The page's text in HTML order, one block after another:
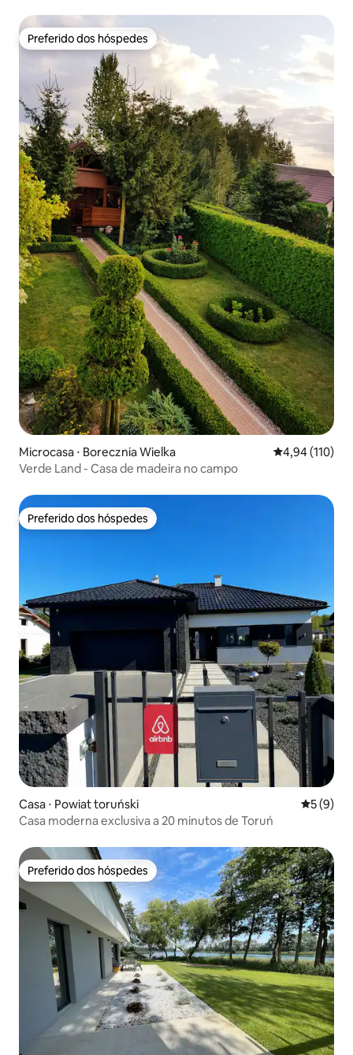
Preferido dos hóspedes
Preferido dos hóspedes
Microcasa ⋅ Borecznia Wielka 4,94 de uma
4,94 (110)
Verde Land - Casa de madeira no campo
Preferido dos hóspedes
Preferido dos hóspedes
Casa ⋅ Powiat toruński 5 de
5 (9)
Casa moderna exclusiva a 20 minutos de Toruń
Preferido dos hóspedes
Preferido dos hóspedes